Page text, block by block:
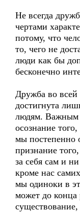
Не всегда
чертами
потому, что
то, чего не
люди как бы
бесконечно
Дружба во всей
достигнута
людям. Важным
осознание
мы постепенно
признание
за себя сам и
кроме нас
мы одиноки в
может до конца